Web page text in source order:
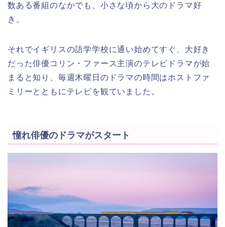
数ある番組のなかでも、小さな頃から大のドラマ好
き。
それでイギリスの語学学校に通い始めてすぐ、大好き
だった俳優コリン・ファース主演のテレビドラマが始
まると知り、毎週木曜日のドラマの時間はホストファ
ミリーとともにテレビを観ていました。
憧れ俳優のドラマがスタート